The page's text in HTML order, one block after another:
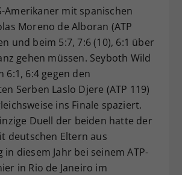
Amerikaner mit spanischen
Moreno de Alboran (ATP
und beim 5:7, 7:6 (10), 6:1 über
gehen müssen. Seyboth Wild
6:1, 6:4 gegen den
Serben Laslo Djere (ATP 119)
ins Finale spaziert.
Duell der beiden hatte der
deutschen Eltern aus
in diesem Jahr bei seinem ATP-
in Rio de Janeiro im